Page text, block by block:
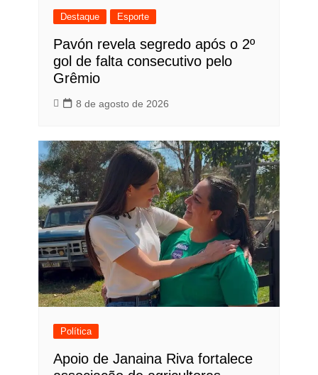
Destaque Esporte
Pavón revela segredo após o 2º
gol de falta consecutivo pelo
Grêmio
8 de agosto de 2026
Política
Apoio de Janaina Riva fortalece